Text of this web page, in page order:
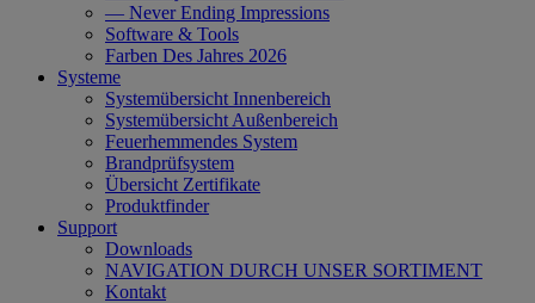
— Never Ending Impressions
Software & Tools
Farben Des Jahres 2026
Systeme
Systemübersicht Innenbereich
Systemübersicht Außenbereich
Feuerhemmendes System
Brandprüfsystem
Übersicht Zertifikate
Produktfinder
Support
Downloads
NAVIGATION DURCH UNSER SORTIMENT
Kontakt